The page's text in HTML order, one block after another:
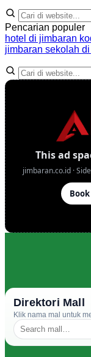
Pencarian populer
hotel di jimbaran
jimbaran sekolah
Direktori Mall
Klik nama mal untuk